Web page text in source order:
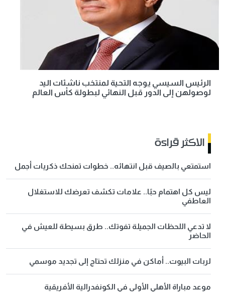
الرئيس السيسي يوجه التحية لمنتخب ناشئات اليد
لوصولهن إلى الدور قبل النهائي لبطولة كأس العالم
الاكثر قراءة
استمتعي بالصيف قبل انتهائه.. خطوات تمنحك ذكريات أجمل
ليس كل اهتمام حبًا.. علامات تكشف تعرضك للاستغلال
العاطفي
لا تدعي اللحظات الجميلة تفوتك.. طرق بسيطة للعيش في
الحاضر
لربات البيوت.. أماكن في منزلك تحتاج إلى تجديد موسمي
موعد مباراة الأهلي الأولى في الكونفدرالية الأفريقية